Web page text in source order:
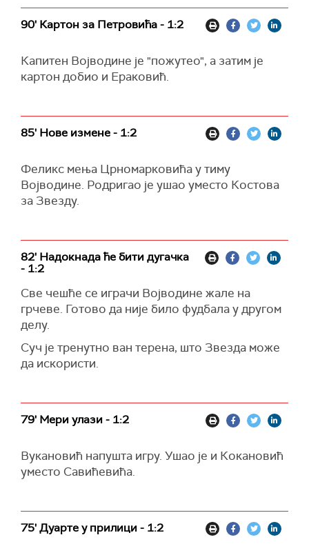
90' Картон за Петровића - 1:2
Капитен Војводине је "пожутео", а затим је
картон добио и Ераковић.
85' Нове измене - 1:2
Феликс мења Црномарковића у тиму
Војводине. Родригао је ушао уместо Костова
за Звезду.
82' Надокнада ће бити дугачка
- 1:2
Све чешће се играчи Војводине жале на
грчеве. Готово да није било фудбала у другом
делу.
Суч је тренутно ван терена, што Звезда може
да искористи.
79' Мери улази - 1:2
Вукановић напушта игру. Ушао је и Кокановић
уместо Савићевића.
75' Дуарте у прилици - 1:2